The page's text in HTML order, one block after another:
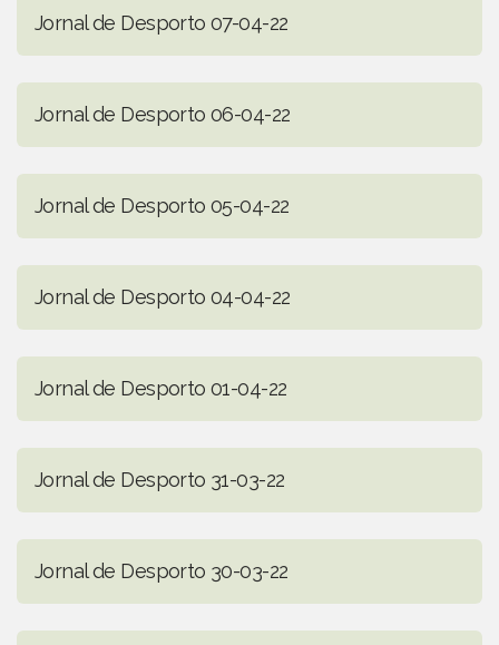
Jornal de Desporto 07-04-22
Jornal de Desporto 06-04-22
Jornal de Desporto 05-04-22
Jornal de Desporto 04-04-22
Jornal de Desporto 01-04-22
Jornal de Desporto 31-03-22
Jornal de Desporto 30-03-22